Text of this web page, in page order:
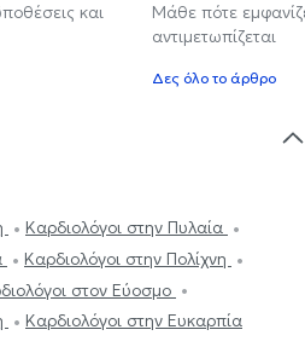
και
Μάθε πότε
αντιμετωπίζεται
Δες όλο το άρθρο
Καρδιολόγοι στην Πυλαία
Καρδιολόγοι στην Πολίχνη
στον Εύοσμο
Καρδιολόγοι στην Ευκαρπία